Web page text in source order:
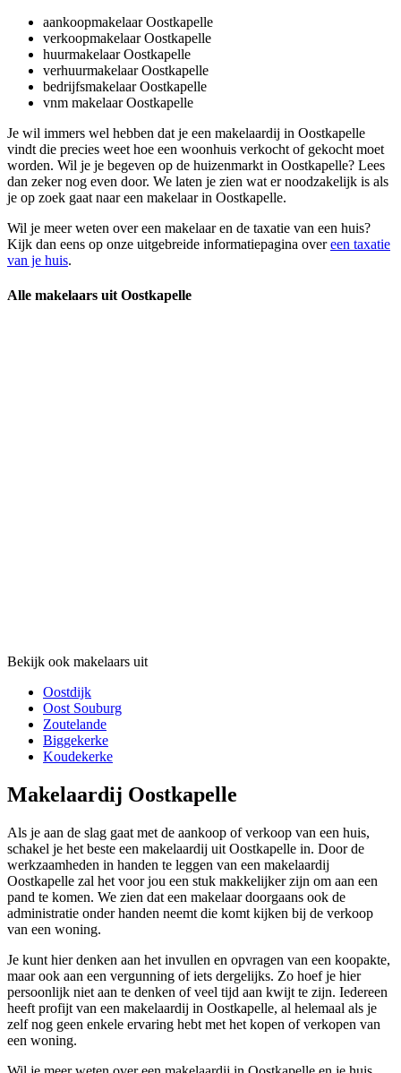
aankoopmakelaar Oostkapelle
verkoopmakelaar Oostkapelle
huurmakelaar Oostkapelle
verhuurmakelaar Oostkapelle
bedrijfsmakelaar Oostkapelle
vnm makelaar Oostkapelle
Je wil immers wel hebben dat je een makelaardij in Oostkapelle
vindt die precies weet hoe een woonhuis verkocht of gekocht moet
worden. Wil je je begeven op de huizenmarkt in Oostkapelle? Lees
dan zeker nog even door. We laten je zien wat er noodzakelijk is als
je op zoek gaat naar een makelaar in Oostkapelle.
Wil je meer weten over een makelaar en de taxatie van een huis?
Kijk dan eens op onze uitgebreide informatiepagina overeen taxatie
van je huis.
Alle makelaars uit Oostkapelle
Bekijk ook makelaars uit
Oostdijk
Oost Souburg
Zoutelande
Biggekerke
Koudekerke
Makelaardij Oostkapelle
Als je aan de slag gaat met de aankoop of verkoop van een huis,
schakel je het beste een makelaardij uit Oostkapelle in. Door de
werkzaamheden in handen te leggen van een makelaardij
Oostkapelle zal het voor jou een stuk makkelijker zijn om aan een
pand te komen. We zien dat een makelaar doorgaans ook de
administratie onder handen neemt die komt kijken bij de verkoop
van een woning.
Je kunt hier denken aan het invullen en opvragen van een koopakte,
maar ook aan een vergunning of iets dergelijks. Zo hoef je hier
persoonlijk niet aan te denken of veel tijd aan kwijt te zijn. Iedereen
heeft profijt van een makelaardij in Oostkapelle, al helemaal als je
zelf nog geen enkele ervaring hebt met het kopen of verkopen van
een woning.